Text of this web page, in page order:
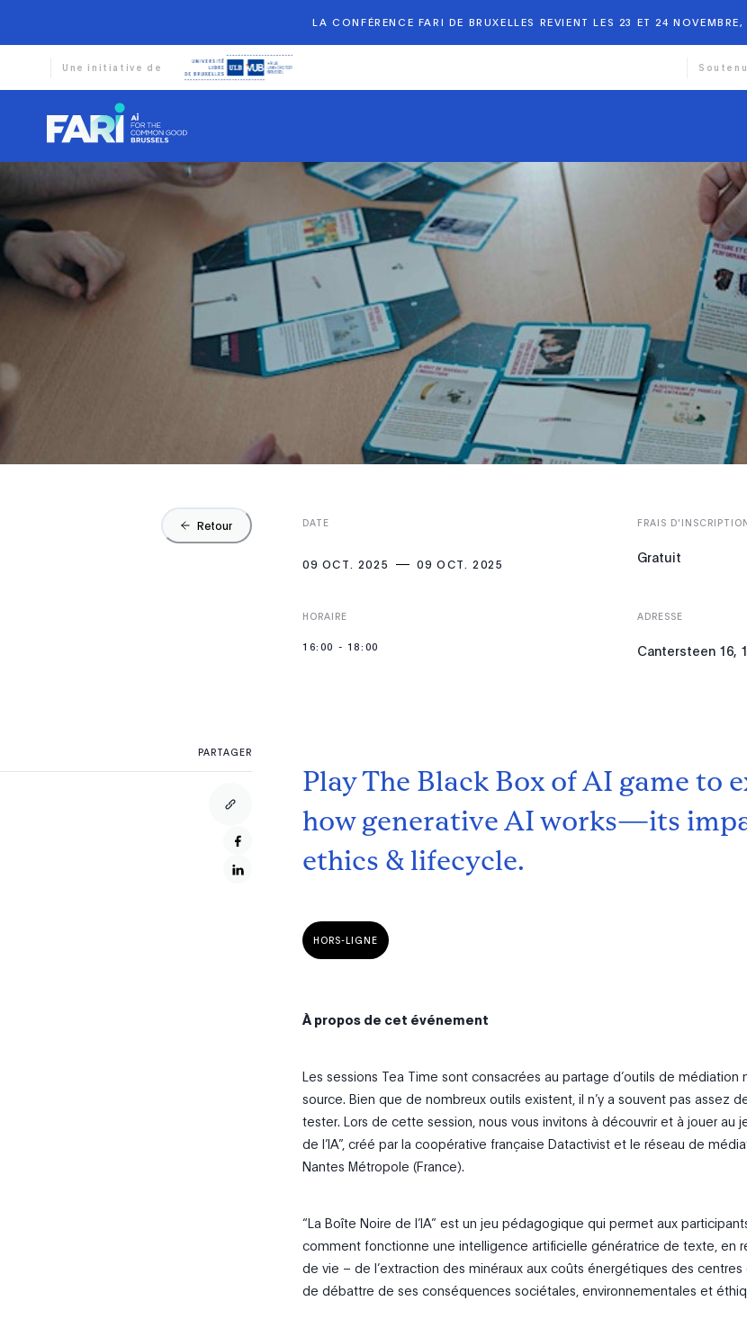
LA CONFÉRENCE FARI DE BRUXELLES REVIENT LES 23 ET 24
Une initiative de
Retour DATE
09 OCT. 2025 09 OCT. 2025
FRAIS
Gratuit
HORAIRE
16:00 - 18:00
ADRESSE
Cantersteen 16,
Play The Black Box of AI game to
how generative AI works—its
ethics & lifecycle.
HORS-LIGNE
À propos de cet événement
Les sessions Tea Time sont consacrées au partage d’outils de médiation
source. Bien que de nombreux outils existent, il n’y a souvent pas assez
tester. Lors de cette session, nous vous invitons à découvrir et à jouer au
de l’IA”, créé par la coopérative française Datactivist et le réseau de
Nantes Métropole (France).
“La Boîte Noire de l’IA” est un jeu pédagogique qui permet aux
comment fonctionne une intelligence artificielle génératrice de texte, en
de vie – de l’extraction des minéraux aux coûts énergétiques des
de débattre de ses conséquences sociétales, environnementales et
PARTAGER